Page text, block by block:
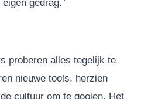
gedrag.”
proberen alles tegelijk te
nieuwe tools, herzien
cultuur om te gooien. Het